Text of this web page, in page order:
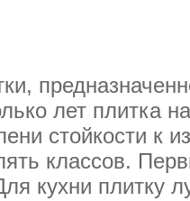
лет плитка
стойкости к
классов.
кухни плитку